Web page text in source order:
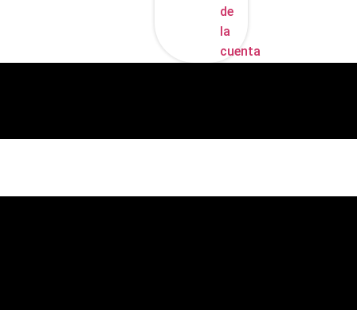
de
la
cuenta